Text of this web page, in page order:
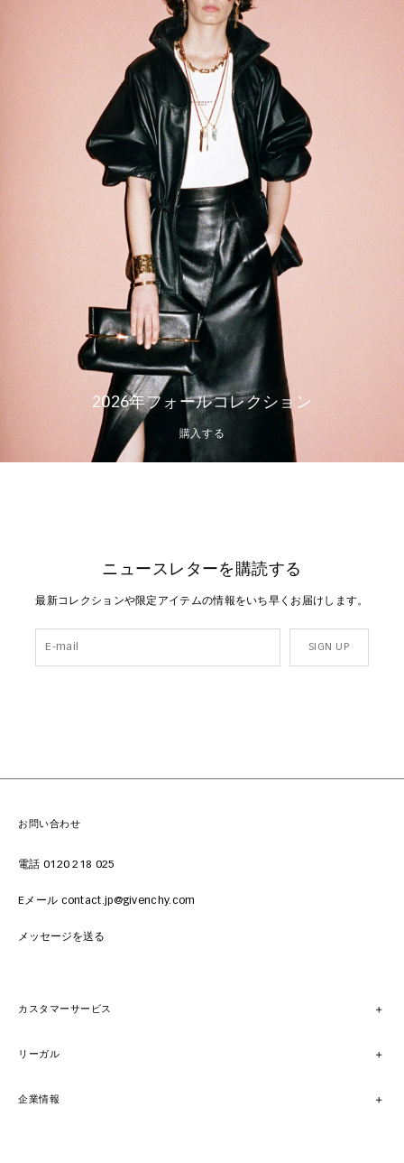
2026年フォールコレクション
購入する
ニュースレターを購読する
最新コレクションや限定アイテムの情報をいち早くお届けします。
SIGN UP
お問い合わせ
電話 0120 218 025
Eメール contact.jp@givenchy.com
メッセージを送る
カスタマーサービス
リーガル
企業情報